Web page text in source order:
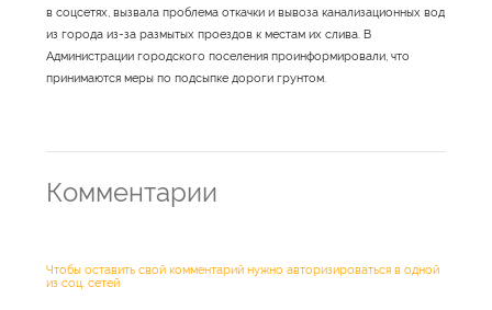
в соцсетях, вызвала проблема откачки и вывоза канализационных вод
из города из-за размытых проездов к местам их слива. В
Администрации городского поселения проинформировали, что
принимаются меры по подсыпке дороги грунтом.
Комментарии
Чтобы оставить свой комментарий нужно авторизироваться в одной
из соц. сетей